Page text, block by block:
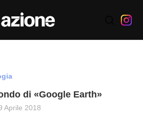
di «Google Earth»
Aprile 2018